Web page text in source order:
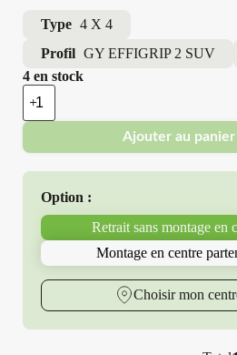
Type 4 X 4
Profil GY EFFIGRIP 2 SUV
4 en stock
quantité
de
Good
-
Pneus
215/65R16
EFFIGRIP
SUV
Ajouter au panier
Option :
Retrait sans montage en
Montage en centre
Choisir mon